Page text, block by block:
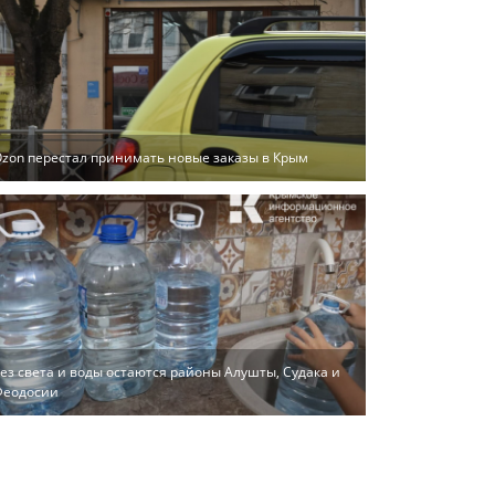
перестал принимать новые заказы в Крым
света и воды остаются районы Алушты, Судака и